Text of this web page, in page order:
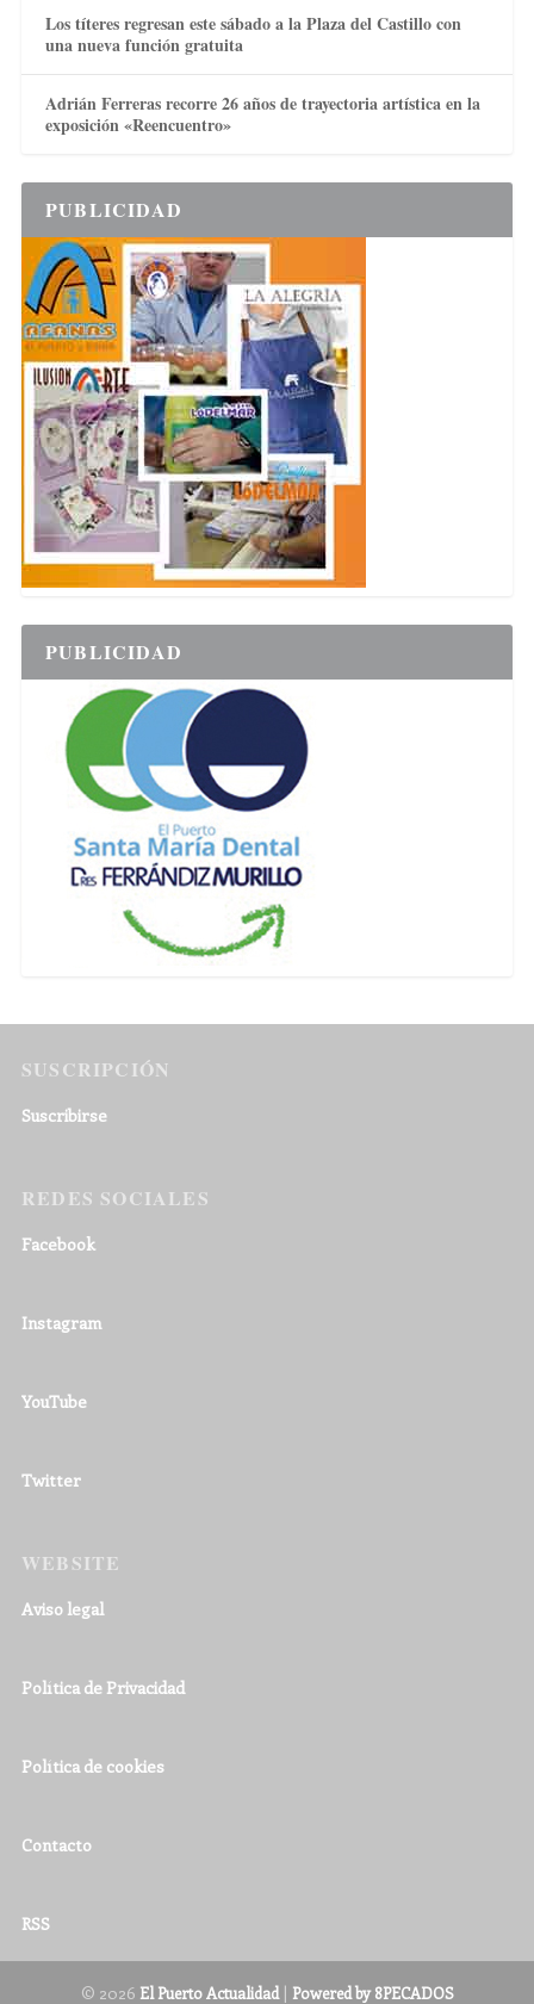
Los títeres regresan este sábado a la Plaza del Castillo con
una nueva función gratuita
Adrián Ferreras recorre 26 años de trayectoria artística en la
exposición «Reencuentro»
PUBLICIDAD
PUBLICIDAD
SUSCRIPCIÓN
Suscribirse
REDES SOCIALES
Facebook
Instagram
YouTube
Twitter
WEBSITE
Aviso legal
Política de Privacidad
Política de cookies
Contacto
RSS
© 2026 El Puerto Actualidad| Powered by 8PECADOS